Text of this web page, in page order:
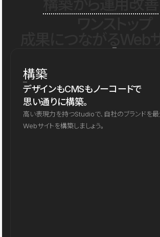
構築
デザインもCMSもノーコードで
思い通りに構築。
高い表現力を持つStudioで、自社のブランドを
Webサイトを構築しましょう。